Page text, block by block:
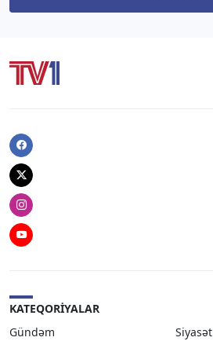
Facebook
Twitter
Instagram
Youtube
KATEQORIYALAR
Gündəm
Siyasət